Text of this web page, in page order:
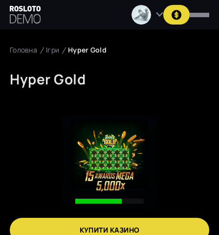
Головна Ігри Hyper Gold
Hyper Gold
КУПИТИ КАЗИНО